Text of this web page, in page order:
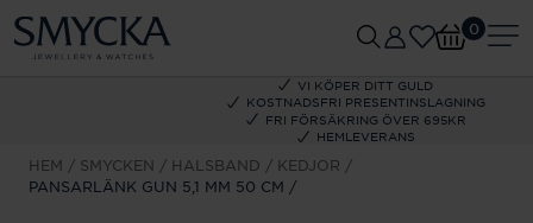
VI KÖPER DITT GULD
KOSTNADSFRI PRESENTINSLAGNING
FRI FÖRSÄKRING ÖVER 695KR
HEMLEVERANS
0
HEM SMYCKEN HALSBAND
KEDJOR
PANSARLÄNK GUN 5,1 MM 50 CM